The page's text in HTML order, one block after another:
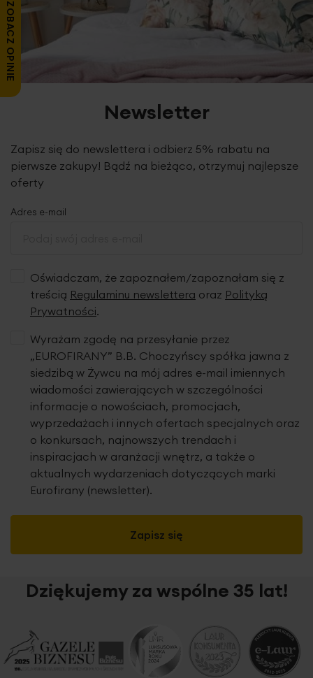
Newsletter
Zapisz się do newslettera i odbierz 5% rabatu na
pierwsze zakupy! Bądź na bieżąco, otrzymuj najlepsze
oferty
Adres e-mail
Oświadczam, że zapoznałem/zapoznałam się z
treścią Regulaminu newslettera oraz Polityką
Prywatności.
Zapisz się
Wyrażam zgodę na przesyłanie przez
„EUROFIRANY” B.B. Choczyńscy spółka jawna z
siedzibą w Żywcu na mój adres e-mail imiennych
wiadomości zawierających w szczególności
informacje o nowościach, promocjach,
wyprzedażach i innych ofertach specjalnych oraz
o konkursach, najnowszych trendach i
inspiracjach w aranżacji wnętrz, a także o
aktualnych wydarzeniach dotyczących marki
Eurofirany (newsletter).
Dziękujemy za wspólne 35 lat!
ZOBACZ OPINIE